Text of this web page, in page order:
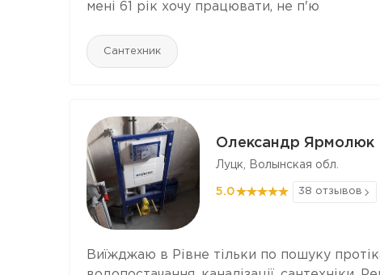
мені 61 рік хочу працювати, не п'ю
Сантехник
Олександр Ярмолюк
Луцк, Волынская обл.
5.0 38 отзывов
Виїжджаю в Рівне тільки по пошуку